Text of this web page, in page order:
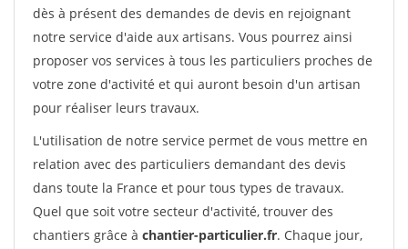
dès à présent des demandes de devis en rejoignant
notre service d'aide aux artisans. Vous pourrez ainsi
proposer vos services à tous les particuliers proches de
votre zone d'activité et qui auront besoin d'un artisan
pour réaliser leurs travaux.
L'utilisation de notre service permet de vous mettre en
relation avec des particuliers demandant des devis
dans toute la France et pour tous types de travaux.
Quel que soit votre secteur d'activité, trouver des
chantiers grâce à chantier-particulier.fr. Chaque jour,